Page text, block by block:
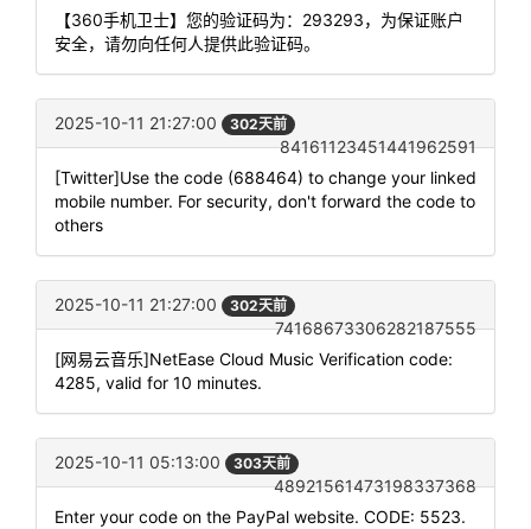
【360手机卫士】您的验证码为：293293，为保证账户
安全，请勿向任何人提供此验证码。
2025-10-11 21:27:00 302天前
84161123451441962591
[Twitter]Use the code (688464) to change your linked
mobile number. For security, don't forward the code to
others
2025-10-11 21:27:00 302天前
74168673306282187555
[网易云音乐]NetEase Cloud Music Verification code:
4285, valid for 10 minutes.
2025-10-11 05:13:00 303天前
48921561473198337368
Enter your code on the PayPal website. CODE: 5523.